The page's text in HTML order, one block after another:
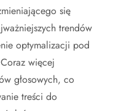
się
trendów
optymalizacji pod
więcej
głosowych, co
treści do